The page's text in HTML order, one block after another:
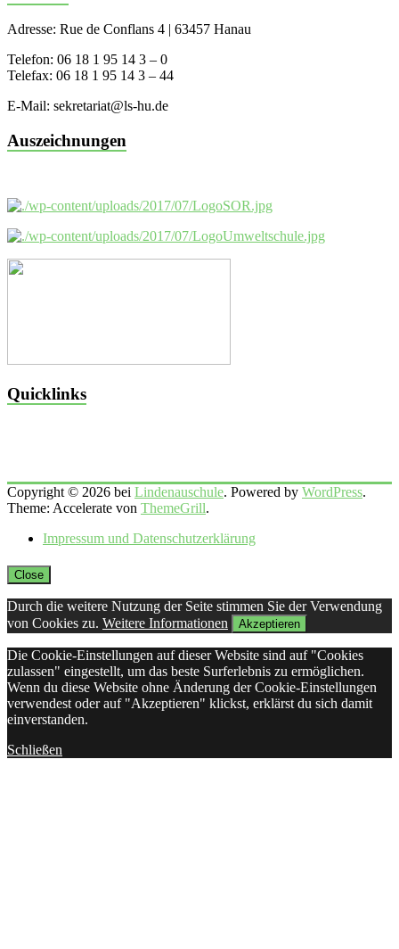
Adresse: Rue de Conflans 4 | 63457 Hanau
Telefon: 06 18 1 95 14 3 – 0
Telefax: 06 18 1 95 14 3 – 44
E-Mail: sekretariat@ls-hu.de
Auszeichnungen
Quicklinks
Copyright © 2026 bei Lindenauschule. Powered by WordPress.
Theme: Accelerate von ThemeGrill.
Impressum und Datenschutzerklärung
Close
Durch die weitere Nutzung der Seite stimmen Sie der Verwendung
von Cookies zu. Weitere Informationen Akzeptieren
Die Cookie-Einstellungen auf dieser Website sind auf "Cookies
zulassen" eingestellt, um das beste Surferlebnis zu ermöglichen.
Wenn du diese Website ohne Änderung der Cookie-Einstellungen
verwendest oder auf "Akzeptieren" klickst, erklärst du sich damit
einverstanden.
Schließen